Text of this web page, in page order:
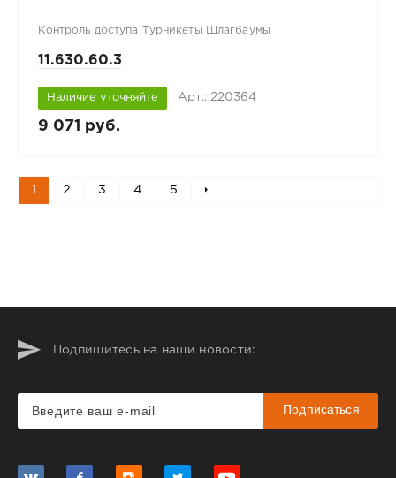
Контроль доступа Турникеты Шлагбаумы
11.630.60.3
Наличие уточняйте Арт.: 220364
9 071 руб.
1 2 3 4 5
Подпишитесь на наши новости:
Подписаться